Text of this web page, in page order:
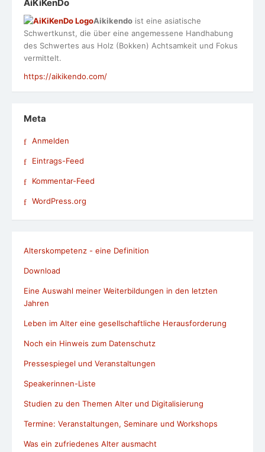
AiKiKenDo
Aikikendo ist eine asiatische
Schwertkunst, die über eine angemessene Handhabung
des Schwertes aus Holz (Bokken) Achtsamkeit und Fokus
vermittelt.
https://aikikendo.com/
Meta
Anmelden
Eintrags-Feed
Kommentar-Feed
WordPress.org
Alterskompetenz - eine Definition
Download
Eine Auswahl meiner Weiterbildungen in den letzten
Jahren
Leben im Alter eine gesellschaftliche Herausforderung
Noch ein Hinweis zum Datenschutz
Pressespiegel und Veranstaltungen
Speakerinnen-Liste
Studien zu den Themen Alter und Digitalisierung
Termine: Veranstaltungen, Seminare und Workshops
Was ein zufriedenes Alter ausmacht